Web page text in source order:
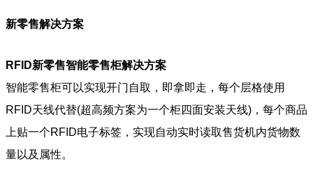
新零售解决方案
RFID新零售智能零售柜解决方案
智能零售柜可以实现开门自取，即拿即走，每个层格使用
RFID天线代替(超高频方案为一个柜四面安装天线)，每个商品
上贴一个RFID电子标签，实现自动实时读取售货机内货物数
量以及属性。